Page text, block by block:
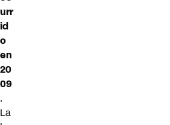
urr
id
o
en
20
09
.
La